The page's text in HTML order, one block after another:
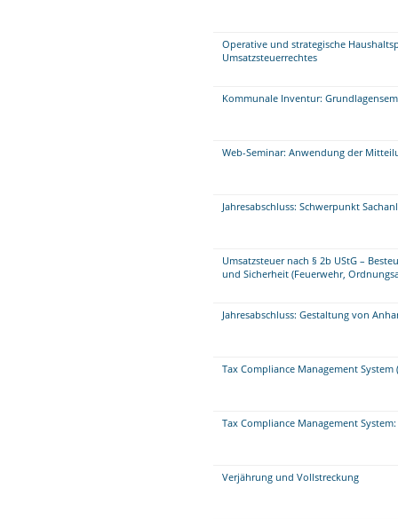
Operative und strategische
Umsatzsteuerrechtes
Kommunale Inventur:
Web-Seminar: Anwendung der
Jahresabschluss: Schwerpunkt
Umsatzsteuer nach § 2b UStG –
und Sicherheit (Feuerwehr,
Jahresabschluss: Gestaltung von
Tax Compliance Management System
Tax Compliance Management
Verjährung und Vollstreckung